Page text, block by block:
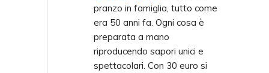
pranzo in famiglia, tutto come
era 50 anni fa. Ogni cosa è
preparata a mano
riproducendo sapori unici e
spettacolari. Con 30 euro si